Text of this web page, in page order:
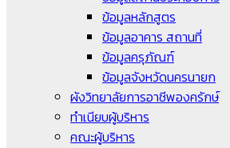
ข้อมูลหลักสูตร
ข้อมูลอาคาร สถานที่
ข้อมูลครุภัณฑ์
ข้อมูลจังหวัดนครนายก
ผังวิทยาลัยการอาชีพองครักษ์
ทำเนียบผู้บริหาร
คณะผู้บริหาร